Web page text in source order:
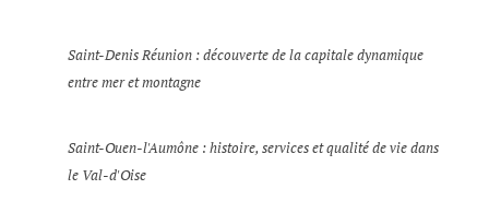
Saint-Denis Réunion : découverte de la capitale dynamique
entre mer et montagne
Saint-Ouen-l'Aumône : histoire, services et qualité de vie dans
le Val-d'Oise